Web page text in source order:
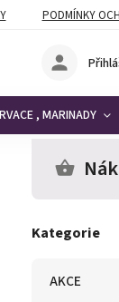
PODMÍNKY
, MARINADY
Kategorie
AKCE